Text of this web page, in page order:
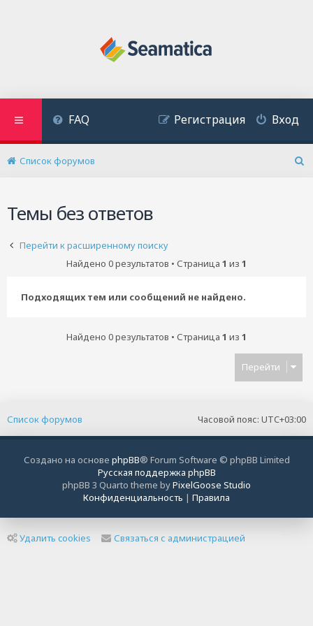
FAQ Вход
Регистрация
Список форумов
Темы без ответов
Перейти к расширенному поиску
Найдено 0 результатов • Страница 1 из 1
Подходящих тем или сообщений не найдено.
Найдено 0 результатов • Страница 1 из 1
Перейти
Часовой пояс: UTC+03:00
Список форумов
Создано на основе phpBB® Forum Software © phpBB Limited
Русская поддержка phpBB
phpBB 3 Quarto theme byPixelGoose Studio
Конфиденциальность | Правила
Удалить cookies Связаться с администрацией